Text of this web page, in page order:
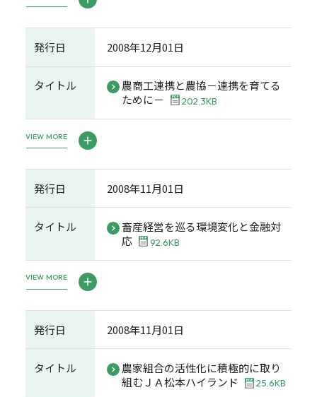
発行日 2008年12月01日
タイトル
農商工連携と農協－連携を育てる
ために－
202.3KB
VIEW MORE
発行日 2008年11月01日
タイトル
畜産経営を巡る環境変化と金融対
応
92.6KB
VIEW MORE
発行日 2008年11月01日
タイトル
農家組合の活性化に積極的に取り
組むＪＡ松本ハイランド
25.6KB